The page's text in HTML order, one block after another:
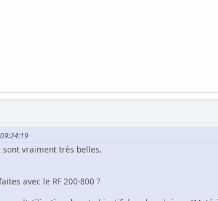
vraiment très belles.
avec le RF 200-800 ?